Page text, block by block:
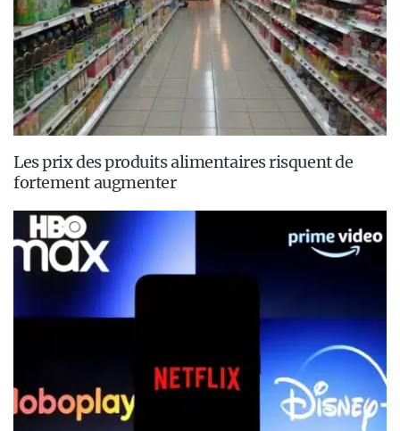
Les prix des produits alimentaires risquent de
fortement augmenter